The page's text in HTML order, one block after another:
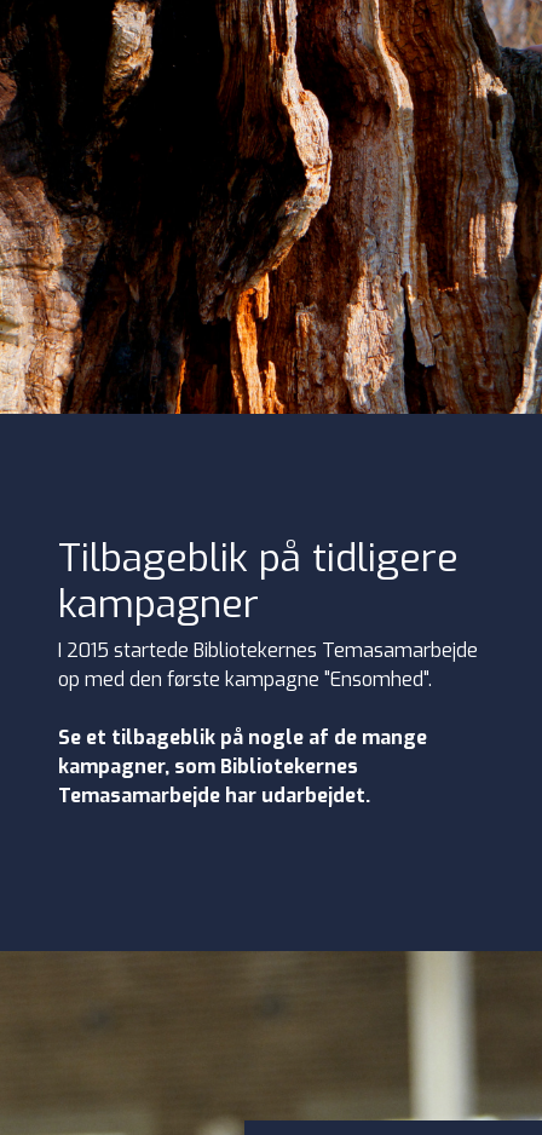
Tilbageblik på tidligere
kampagner
I 2015 startede Bibliotekernes Temasamarbejde
op med den første kampagne "Ensomhed".
Se et tilbageblik på nogle af de mange
kampagner, som Bibliotekernes
Temasamarbejde har udarbejdet.